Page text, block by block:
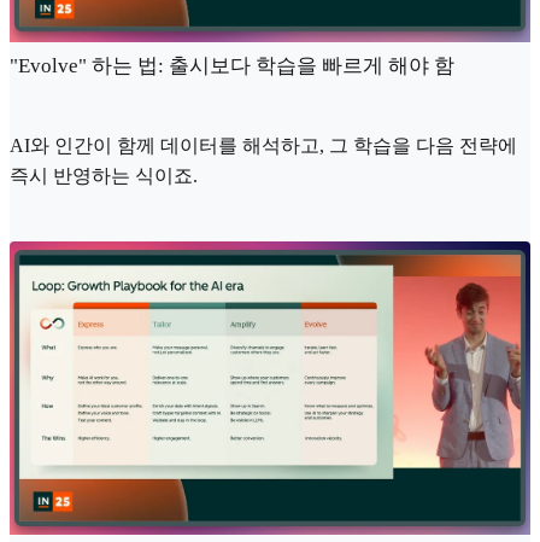
"Evolve" 하는 법: 출시보다 학습을 빠르게 해야 함
AI와 인간이 함께 데이터를 해석하고, 그 학습을 다음 전략에
즉시 반영하는 식이죠.